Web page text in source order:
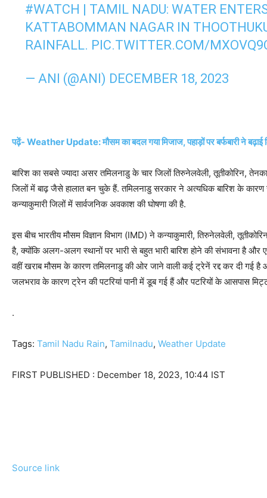
#WATCH | TAMIL NADU: WATER
KATTABOMMAN NAGAR IN
RAINFALL. PIC.TWITTER.COM/
— ANI (@ANI) DECEMBER 18, 2023
पढ़ें- Weather Update: मौसम का बदल गया मिजाज, पहाड़ों पर बर्फबारी ने बढ़ाई
बारिश का सबसे ज्यादा असर तमिलनाडु के चार जिलों तिरुनेलवेली, तूतीकोरिन,
जिलों में बाढ़ जैसे हालात बन चुके हैं. तमिलनाडु सरकार ने अत्यधिक बारिश के कारण
कन्याकुमारी जिलों में सार्वजनिक अवकाश की घोषणा की है.
इस बीच भारतीय मौसम विज्ञान विभाग (IMD) ने कन्याकुमारी, तिरुनेलवेली,
है, क्योंकि अलग-अलग स्थानों पर भारी से बहुत भारी बारिश होने की संभावना है और
वहीं खराब मौसम के कारण तमिलनाडु की ओर जाने वाली कई ट्रेनें रद्द कर दी गई
जलभराव के कारण ट्रेन की पटरियां पानी में डूब गई हैं और पटरियों के आसपास
.
Tags: Tamil Nadu Rain, Tamilnadu, Weather Update
FIRST PUBLISHED : December 18, 2023, 10:44 IST
Source link